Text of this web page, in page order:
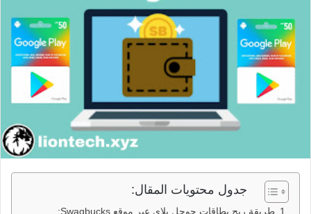
جدول محتويات المقال:
طريقة ربح بطاقات جوجل بلاي عبر موقع Swagbucks: